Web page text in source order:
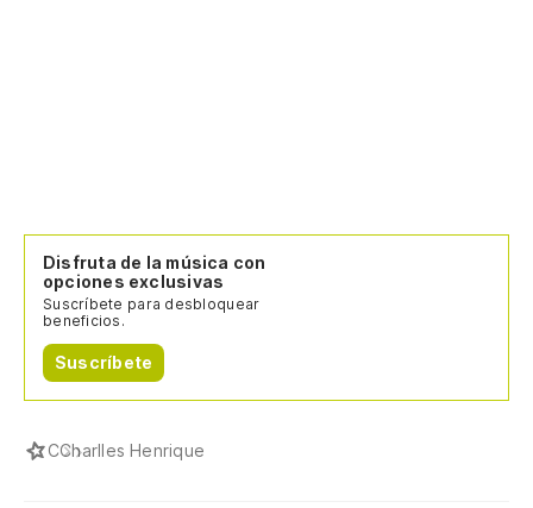
Disfruta de la música con
opciones exclusivas
Suscríbete para desbloquear
beneficios.
Suscríbete
CCharlles Henrique